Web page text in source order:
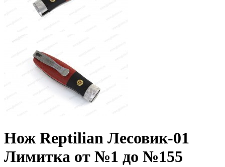
Нож Reptilian Лесовик-01
Лимитка от №1 до №155